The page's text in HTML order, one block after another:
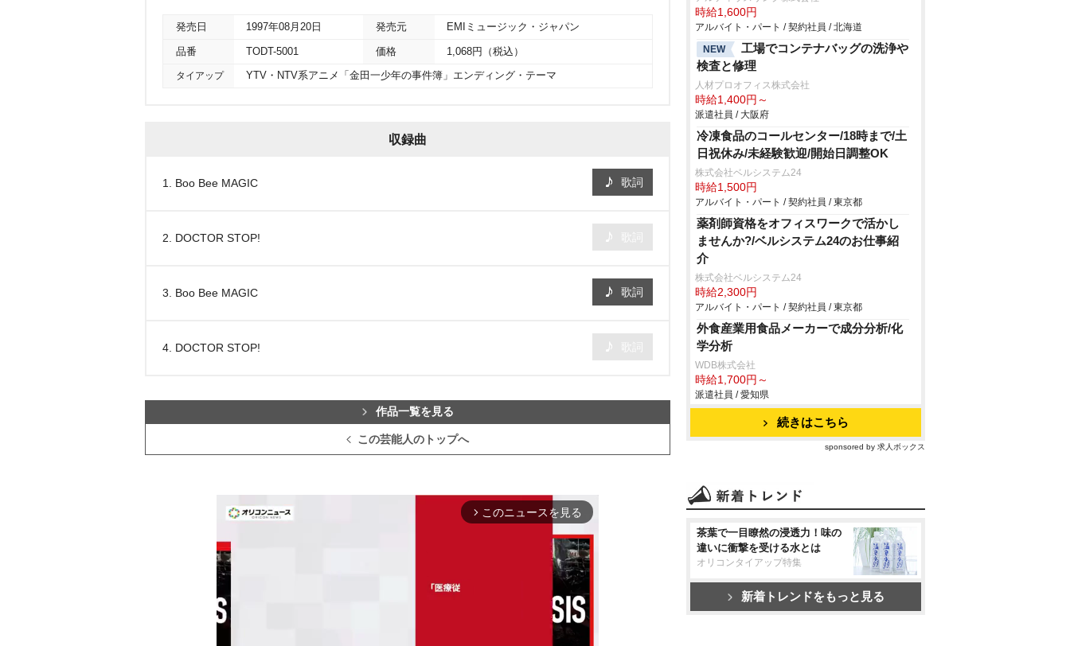
発売日 1997年08月20日 発売元 EMIミュージック・ジャパン
品番 TODT-5001 価格 1,068円（税込）
タイアップ YTV・NTV系アニメ「金田一少年の事件簿」エンディング・テーマ
収録曲
1. Boo Bee MAGIC 歌詞
2. DOCTOR STOP!
3. Boo Bee MAGIC 歌詞
4. DOCTOR STOP!
作品一覧を見る
この芸能人のトップへ
arrow_forward_ios このニュースを見る
時給1,600円
アルバイト・パート / 契約社員 / 北海道
NEW
工場でコンテナバッグの洗浄
検査と修理
人材プロオフィス株式会社
時給1,400円～
派遣社員 / 大阪府
冷凍食品のコールセンター/18時まで/土
日祝休み/未経験歓迎/開始日調整OK
株式会社ベルシステム24
時給1,500円
アルバイト・パート / 契約社員 / 東京都
薬剤師資格をオフィスワークで活かし
ませんか?/ベルシステム24のお仕事紹
介
株式会社ベルシステム24
時給2,300円
アルバイト・パート / 契約社員 / 東京都
外食産業用食品メーカーで成分分析/化
学分析
WDB株式会社
時給1,700円～
派遣社員 / 愛知県
続きはこちら
sponsored by 求人ボックス
茶葉で一目瞭然の浸透力！味の
違いに衝撃を受ける水とは
オリコンタイアップ特集
新着トレンドをもっと見る